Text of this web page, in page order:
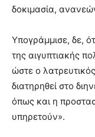
δοκιμασία,
Υπογράμμισε, δε,
της αιγυπτιακής
ώστε ο
διατηρηθεί στο
όπως και η
υπηρετούν».